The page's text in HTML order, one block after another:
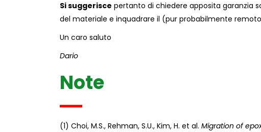
Si suggerisce pertanto di chiedere apposita garanzia
del materiale e inquadrare il (pur probabilmente
Un caro saluto
Dario
Note
(1) Choi, M.S., Rehman, S.U., Kim, H. et al. Migration of